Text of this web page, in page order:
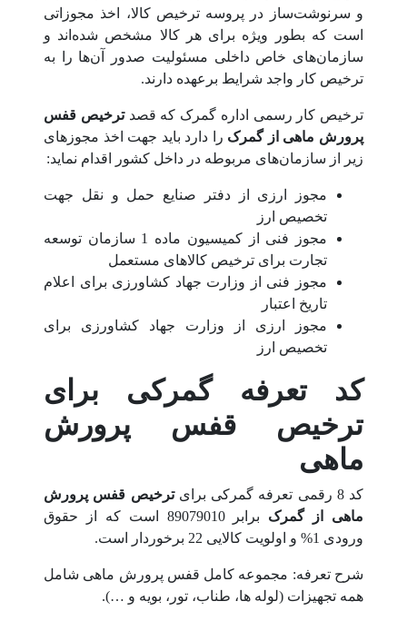
و سرنوشت‌ساز در پروسه ترخیص کالا، اخذ مجوزاتی
است که بطور ویژه برای هر کالا مشخص شده‌اند و
سازمان‌های خاص داخلی مسئولیت صدور آن‌ها را به
ترخیص کار واجد شرایط برعهده دارند.
ترخیص کار رسمی اداره گمرک که قصدترخیص قفس
پرورش ماهی از گمرک را دارد باید جهت اخذ مجوزهای
زیر از سازمان‌های مربوطه در داخل کشور اقدام نماید:
مجوز ارزی از دفتر صنایع حمل و نقل جهت
تخصیص ارز
مجوز فنی از کمیسیون ماده 1 سازمان توسعه
تجارت برای ترخیص کالاهای مستعمل
مجوز فنی از وزارت جهاد کشاورزی برای اعلام
تاریخ اعتبار
مجوز ارزی از وزارت جهاد کشاورزی برای
تخصیص ارز
کد تعرفه گمرکی برای
ترخیص قفس پرورش
ماهی
کد 8 رقمی تعرفه گمرکی برای
ترخیص قفس پرورش
ماهی از گمرک
برابر 89079010 است که از حقوق
ورودی 1% و اولویت کالایی 22 برخوردار است.
شرح تعرفه: مجموعه کامل قفس پرورش ماهی شامل
همه تجهیزات (لوله ها، طناب، تور، بویه و …).